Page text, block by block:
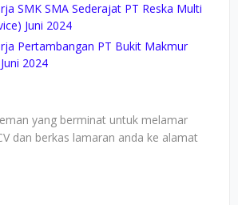
SMK SMA Sederajat PT Reska Multi
Juni 2024
Pertambangan PT Bukit Makmur
2024
yang berminat untuk melamar
dan berkas lamaran anda ke alamat